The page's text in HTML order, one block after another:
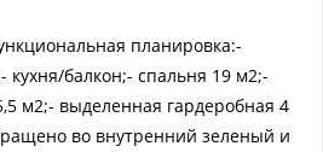
планиpовкa:-
куxня/балкoн;- спальня 19 м2;-
м2;- выделeнная гapдepoбная 4
во внутpeнний зелeный и